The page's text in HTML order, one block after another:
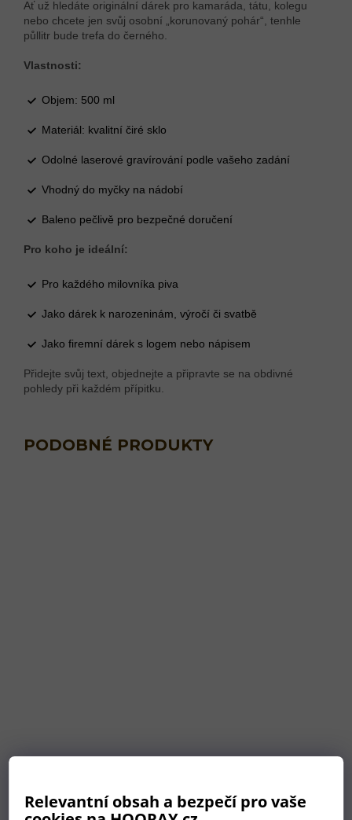
Relevantní obsah a bezpečí pro vaše
Ať už hledáte originální dárek pro kamaráda, tátu, kolegu
nebo chcete jen svůj osobní „korunovaný pohár“, tenhle
půllitr bude trefa do černého.
Vlastnosti:
Objem: 500 ml
Materiál: kvalitní čiré sklo
Odolné laserové gravírování podle vašeho zadání
Vhodný do myčky na nádobí
Baleno pečlivě pro bezpečné doručení
Pro koho je ideální:
Pro každého milovníka piva
Jako dárek k narozeninám, výročí či svatbě
Jako firemní dárek s logem nebo nápisem
Přidejte svůj text, objednejte a připravte se na obdivné
pohledy při každém přípitku.
Průměrné SKLADEM